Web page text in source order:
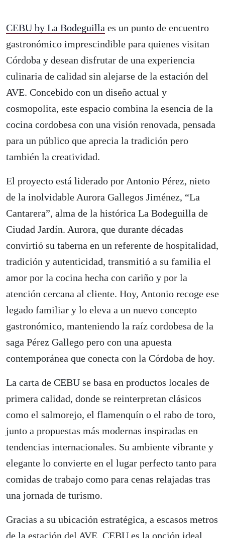
CEBU by La Bodeguilla es un punto de encuentro
gastronómico imprescindible para quienes visitan
Córdoba y desean disfrutar de una experiencia
culinaria de calidad sin alejarse de la estación del
AVE. Concebido con un diseño actual y
cosmopolita, este espacio combina la esencia de la
cocina cordobesa con una visión renovada, pensada
para un público que aprecia la tradición pero
también la creatividad.
El proyecto está liderado por Antonio Pérez, nieto
de la inolvidable Aurora Gallegos Jiménez, “La
Cantarera”, alma de la histórica La Bodeguilla de
Ciudad Jardín. Aurora, que durante décadas
convirtió su taberna en un referente de hospitalidad,
tradición y autenticidad, transmitió a su familia el
amor por la cocina hecha con cariño y por la
atención cercana al cliente. Hoy, Antonio recoge ese
legado familiar y lo eleva a un nuevo concepto
gastronómico, manteniendo la raíz cordobesa de la
saga Pérez Gallego pero con una apuesta
contemporánea que conecta con la Córdoba de hoy.
La carta de CEBU se basa en productos locales de
primera calidad, donde se reinterpretan clásicos
como el salmorejo, el flamenquín o el rabo de toro,
junto a propuestas más modernas inspiradas en
tendencias internacionales. Su ambiente vibrante y
elegante lo convierte en el lugar perfecto tanto para
comidas de trabajo como para cenas relajadas tras
una jornada de turismo.
Gracias a su ubicación estratégica, a escasos metros
de la estación del AVE, CEBU es la opción ideal